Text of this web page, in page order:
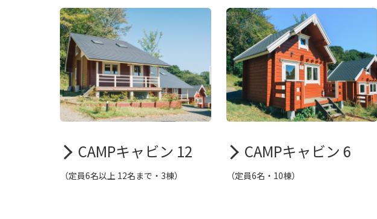
CAMPキャビン 12
（定員6名以上 12名まで・3棟）
CAMPキャビン 6
（定員6名・10棟）